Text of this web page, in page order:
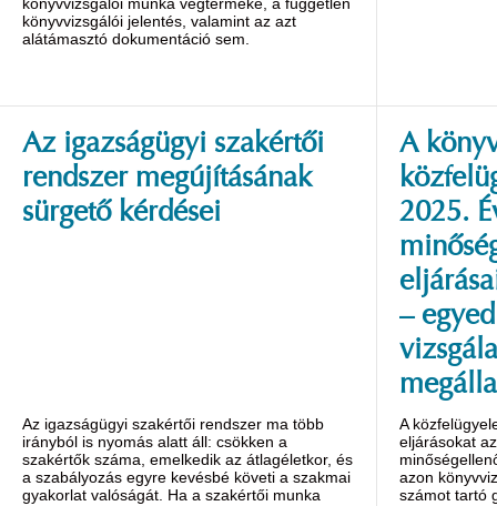
könyvvizsgálói jelentés, valamint az azt
alátámasztó dokumentáció sem.
Az igazságügyi szakértői
rendszer megújításának
sürgető kérdései
Az igazságügyi szakértői rendszer ma több
irányból is nyomás alatt áll: csökken a
szakértők száma, emelkedik az átlagéletkor, és
a szabályozás egyre kevésbé követi a szakmai
gyakorlat valóságát. Ha a szakértői munka
A
2025.
–
A
eljárásokat
azon
számot tartó